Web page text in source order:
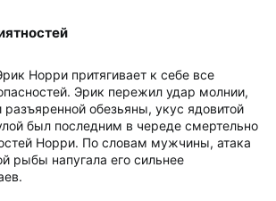
Норри притягивает к себе все
Эрик пережил удар молнии,
обезьяны, укус ядовитой
был последним в череде смертельно
Норри. По словам мужчины, атака
рыбы напугала его сильнее